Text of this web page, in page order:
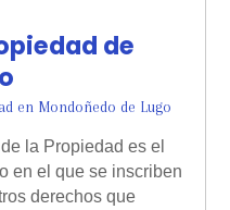
de
en Mondoñedo de Lugo
la Propiedad es el
en el que se inscriben
derechos que